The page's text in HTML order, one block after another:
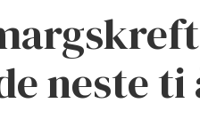
neste ti